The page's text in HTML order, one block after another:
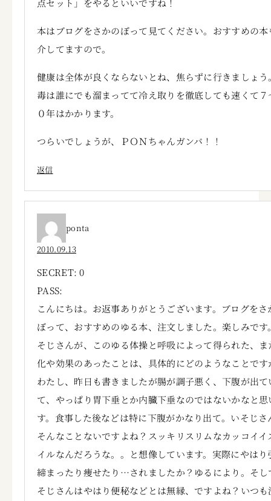
点セット」をやるといいですね！
本はブログをさかのぼって見てください。おすすめの本
介してますので。
健康は全体が良くならないとね、焦らずに行きましょう
毒は誰にでも溜まってて冷え取りを徹底しても速くて７
０年はかかります。
つらいでしょうが、ＰＯＮちゃんガンバ！！
返信
ponta
2010.09.13
SECRET: 0
PASS:
こんにちは。お返事ありがとうございます。ブログをさ
ぼって、おすすめのゆる本、注文しました。楽しみです
そじさんが、このゆる体操と呼吸によって得られた、ま
化や効果のあったことは、具体的にどのようなことです
わたし、昨日も書きましたが腸が調子悪く、下腹が出て
て、やっぱり胃下垂とか内臓下垂なのではないかなと思
す。食事した後などは特に下腹がかなり出て。いそじさ
そんなことないですよね？スッキリスリムなカッコイイ
イルなんだろうな。。と想像しています。実際にやはり
締まったり痩せたり…されましたか？ゆるにより。そし
そじさんはやはり便秘などとは無縁、ですよね？いつも